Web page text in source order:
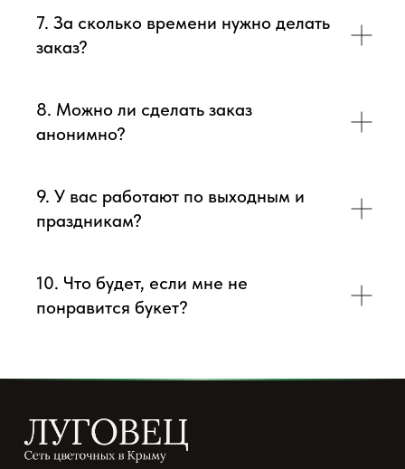
7. За сколько времени нужно делать
заказ?
8. Можно ли сделать заказ
анонимно?
9. У вас работают по выходным и
праздникам?
10. Что будет, если мне не
понравится букет?